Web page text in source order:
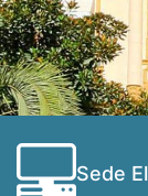
Sede